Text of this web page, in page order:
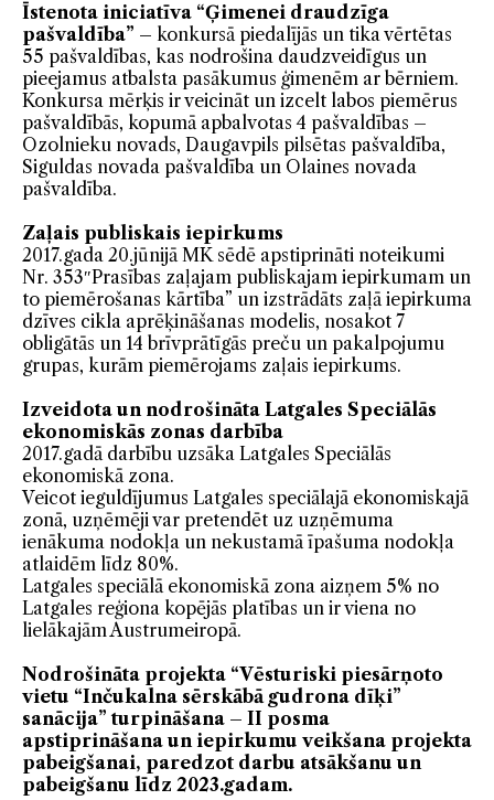
Īstenota iniciatīva “Ģimenei draudzīga
pašvaldība” – konkursā piedalījās un tika vērtētas
55 pašvaldības, kas nodrošina daudzveidīgus un
pieejamus atbalsta pasākumus ģimenēm ar bērniem.
Konkursa mērķis ir veicināt un izcelt labos piemērus
pašvaldībās, kopumā apbalvotas 4 pašvaldības –
Ozolnieku novads, Daugavpils pilsētas pašvaldība,
Siguldas novada pašvaldība un Olaines novada
pašvaldība.
Zaļais publiskais iepirkums
2017.gada 20.jūnijā MK sēdē apstiprināti noteikumi
Nr. 353″Prasības zaļajam publiskajam iepirkumam un
to piemērošanas kārtība” un izstrādāts zaļā iepirkuma
dzīves cikla aprēķināšanas modelis, nosakot 7
obligātās un 14 brīvprātīgās preču un pakalpojumu
grupas, kurām piemērojams zaļais iepirkums.
Izveidota un nodrošināta Latgales Speciālās
ekonomiskās zonas darbība
2017.gadā darbību uzsāka Latgales Speciālās
ekonomiskā zona.
Veicot ieguldījumus Latgales speciālajā ekonomiskajā
zonā, uzņēmēji var pretendēt uz uzņēmuma
ienākuma nodokļa un nekustamā īpašuma nodokļa
atlaidēm līdz 80%.
Latgales speciālā ekonomiskā zona aizņem 5% no
Latgales reģiona kopējās platības un ir viena no
lielākajām Austrumeiropā.
Nodrošināta projekta “Vēsturiski piesārņoto
vietu “Inčukalna sērskābā gudrona dīķi”
sanācija” turpināšana – II posma
apstiprināšana un iepirkumu veikšana projekta
pabeigšanai, paredzot darbu atsākšanu un
pabeigšanu līdz 2023.gadam.